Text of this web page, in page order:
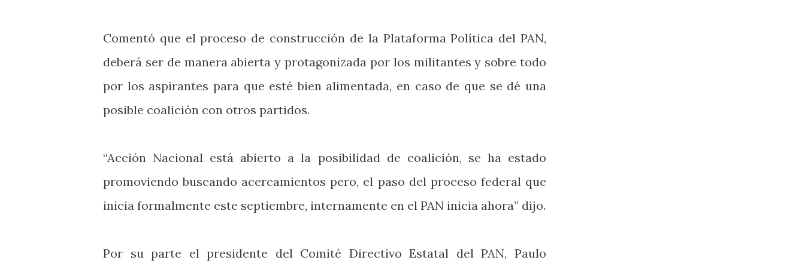
Comentó que el proceso de construcción de la Plataforma Política del PAN,
deberá ser de manera abierta y protagonizada por los militantes y sobre todo
por los aspirantes para que esté bien alimentada, en caso de que se dé una
posible coalición con otros partidos.
“Acción Nacional está abierto a la posibilidad de coalición, se ha estado
promoviendo buscando acercamientos pero, el paso del proceso federal que
inicia formalmente este septiembre, internamente en el PAN inicia ahora” dijo.
Por su parte el presidente del Comité Directivo Estatal del PAN, Paulo